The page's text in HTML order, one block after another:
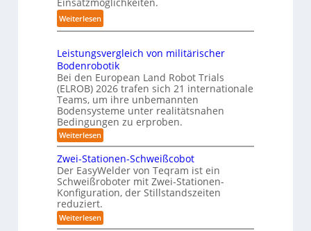
u
c
h
b
o
t
e
r
0
2
6
t
e
e
s
D
-
S
t
e
r
e
o
-
K
a
m
e
r
Einsatzmöglichkeiten.
Weiterlesen:
S
u
t
t
l
e
-
S
y
s
t
e
f
ü
Leistungsvergleich von militärischer
Bodenrobotik
Bei den European Land Robot Trials
(ELROB) 2026 trafen sich 21 internationale
Teams, um ihre unbemannten
Bodensysteme unter realitätsnahen
Bedingungen zu erproben.
Weiterlesen:
L
e
i
s
t
u
g
s
Zwei-Stationen-Schweißcobot
Der EasyWelder von Teqram ist ein
Schweißroboter mit Zwei-Stationen-
Konfiguration, der Stillstandszeiten
reduziert.
Weiterlesen:
Z